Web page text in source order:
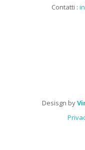
Contatti :
Desisgn by